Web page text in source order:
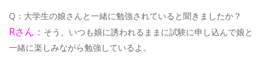
Q：大学生の娘さんと一緒に勉強されていると聞きましたか？
Rさん： そう、いつも娘に誘われるままに試験に申し込んで娘と
一緒に楽しみながら勉強しているよ。